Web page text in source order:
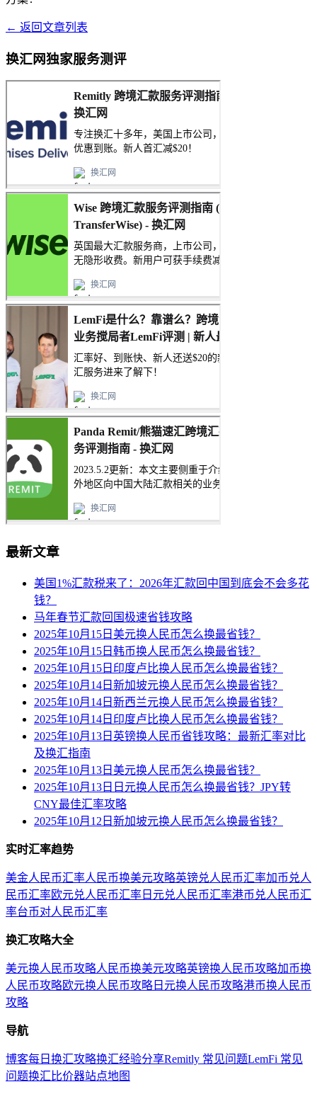
← 返回文章列表
换汇网独家服务测评
最新文章
美国1%汇款税来了：2026年汇款回中国到底会不会多花
钱？
马年春节汇款回国极速省钱攻略
2025年10月15日美元换人民币怎么换最省钱？
2025年10月15日韩币换人民币怎么换最省钱？
2025年10月15日印度卢比换人民币怎么换最省钱？
2025年10月14日新加坡元换人民币怎么换最省钱？
2025年10月14日新西兰元换人民币怎么换最省钱？
2025年10月14日印度卢比换人民币怎么换最省钱？
2025年10月13日英镑换人民币省钱攻略：最新汇率对比
及换汇指南
2025年10月13日美元换人民币怎么换最省钱？
2025年10月13日日元换人民币怎么换最省钱？JPY转
CNY最佳汇率攻略
2025年10月12日新加坡元换人民币怎么换最省钱？
实时汇率趋势
美金人民币汇率人民币换美元攻略英镑兑人民币汇率加币兑人
民币汇率欧元兑人民币汇率 日元兑人民币汇率港币兑人民币汇
率台币对人民币汇率
换汇攻略大全
美元换人民币攻略人民币换美元攻略英镑换人民币攻略加币换
人民币攻略欧元换人民币攻略 日元换人民币攻略港币换人民币
攻略
导航
博客每日换汇攻略换汇经验分享Remitly 常见问题LemFi 常见
问题换汇比价器站点地图